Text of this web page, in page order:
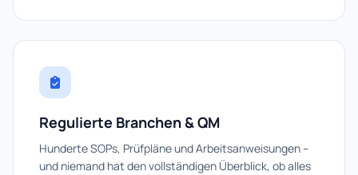
Regulierte Branchen & QM
Hunderte SOPs, Prüfpläne und Arbeitsanweisungen –
und niemand hat den vollständigen Überblick, ob alles